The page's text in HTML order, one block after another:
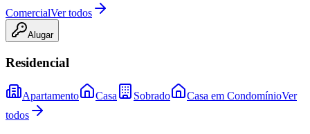
ComercialVer todos
Alugar
Residencial
Apartamento Casa Sobrado Casa em CondomínioVer
todos